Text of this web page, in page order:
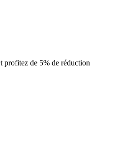
profitez de 5% de réduction